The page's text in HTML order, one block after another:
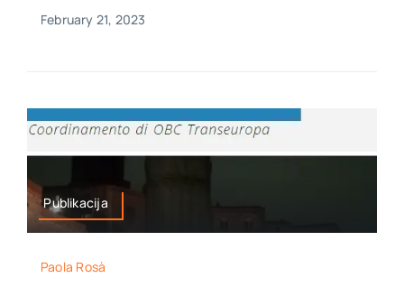
February 21, 2023
Publikacija
Paola Rosà